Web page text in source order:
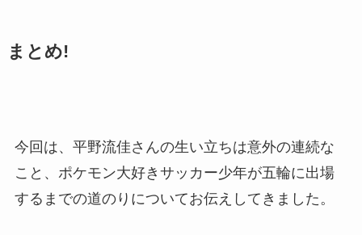
まとめ!
今回は、平野流佳さんの生い立ちは意外の連続な
こと、ポケモン大好きサッカー少年が五輪に出場
するまでの道のりについてお伝えしてきました。